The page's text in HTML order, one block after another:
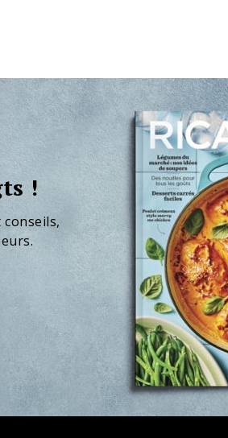
!
conseils,